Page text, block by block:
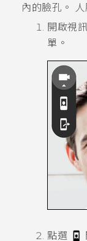
支援服務
內的臉孔。
開啟視
單。
點選